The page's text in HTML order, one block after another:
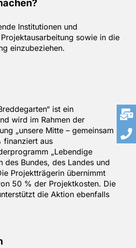
Institutionen und
sowie in die
einzubeziehen.
ist ein
wird im Rahmen der
„unsere Mitte – gemeinsam
finanziert aus
„Lebendige
des Bundes, des Landes und
Projektträgerin übernimmt
50 % der Projektkosten. Die
die Aktion ebenfalls